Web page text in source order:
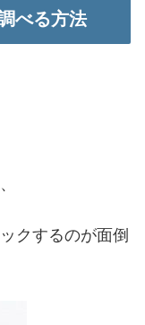
べる方法
クするのが面倒